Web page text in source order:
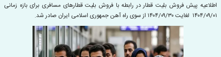
اطلاعیه پیش فروش بلیت قطار در رابطه با فروش بليت قطارهای مسافری برای بازه زمانی
۱۴۰۴/۰۹/۰۱ لغايت ۱۴۰۴/۰۹/۳۰ از سوی راه آهن جمهوری اسلامی ایران صادر شد.